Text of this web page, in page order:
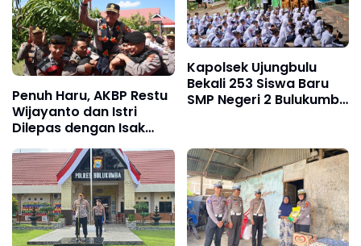
Penuh Haru, AKBP Restu
Wijayanto dan Istri
Dilepas dengan Isak
Tangis Personel Polres
Bulukumba
Kapolsek Ujungbulu
Bekali 253 Siswa Baru
SMP Negeri 2 Bulukumba